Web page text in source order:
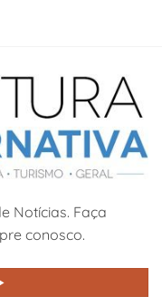
Notícias. Faça
conosco.